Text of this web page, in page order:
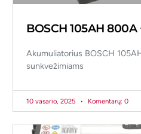
BOSCH 105AH 800A
Akumuliatorius BOSCH
sunkvežimiams
10 vasario, 2025 Komentarų: 0